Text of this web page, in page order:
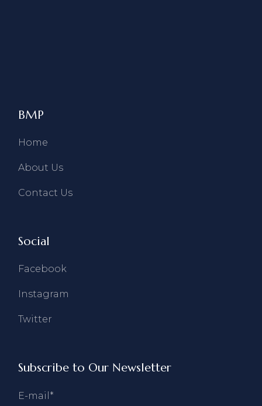
BMP
Home
About Us
Contact Us
Social
Facebook
Instagram
Twitter
Subscribe to Our Newsletter